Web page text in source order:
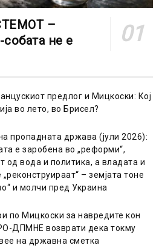
–
не е
предлог и Мицкоски: Кој
во лето, во Брисел?
пропадната држава (јули 2026):
е заробена во „реформи“,
од вода и политика, а владата и
„реконструираат“ – земјата тоне
и молчи пред Украина
по Мицкоски за навредите кон
ДПМНЕ возврати дека токму
на државна сметка